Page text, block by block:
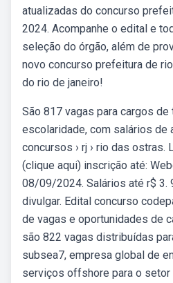
atualizadas do concurso
2024. Acompanhe o edital e
seleção do órgão, além de
novo concurso prefeitura de
do rio de janeiro!
São 817 vagas para cargos
escolaridade, com salários de
concursos › rj › rio das ostras.
(clique aqui) inscrição até:
08/09/2024. Salários até r$ 3.
divulgar. Edital concurso
de vagas e oportunidades de
são 822 vagas distribuídas
subsea7, empresa global de
serviços offshore para o setor